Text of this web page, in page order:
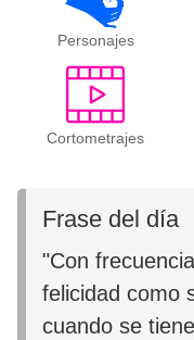
Personajes
Cortometrajes
Frase del día
"Con
felicidad como
cuando se